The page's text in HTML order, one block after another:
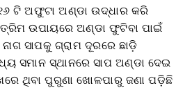
ଟି ଅଫୁଟା ଅଣ୍ଡା ଉଦ୍ଧାର କରି
ଉପାୟରେ ଅଣ୍ଡା ଫୁଟିବା ପାଇଁ
ସାପକୁ ଗ୍ରାମ ଦୂରରେ ଛାଡ଼ି
ସମାନ ସ୍ଥାନରେ ସାପ ଅଣ୍ଡା ଦେଇ
ଥିବା ପୁରୁଣା ଖୋଳପାରୁ ଜଣା ପଡ଼ିଛି